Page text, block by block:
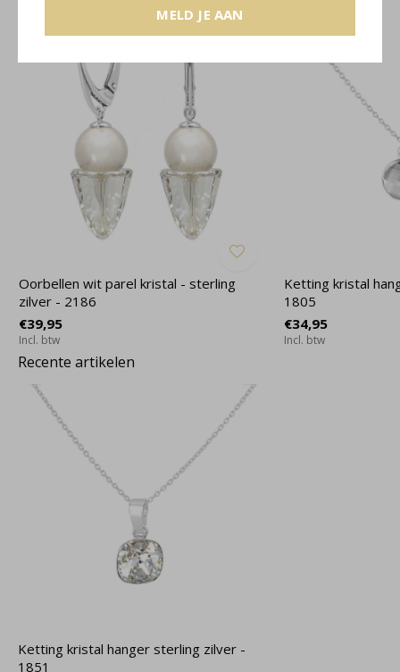
MELD JE AAN
Oorbellen wit parel kristal - sterling
zilver - 2186
€39,95
Incl. btw
Ketting kristal
1805
€34,95
Incl. btw
Recente artikelen
Ketting kristal hanger sterling zilver -
1851